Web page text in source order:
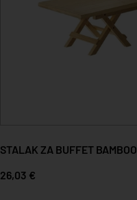
STALAK ZA BUFFET BAMBOO
26,03 €